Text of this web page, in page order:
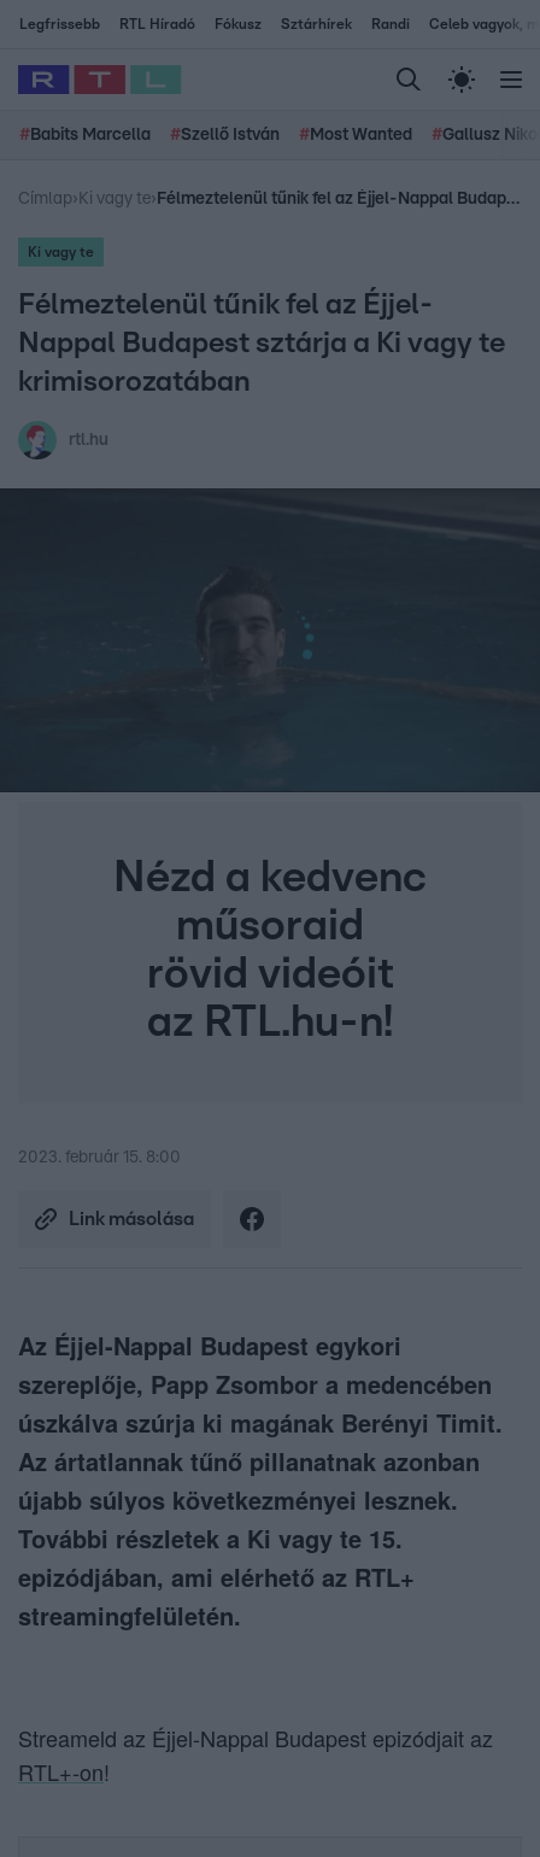
Legfrissebb RTL Híradó Fókusz Sztárhírek Randi Celeb vagyok,
# Babits Marcella #Szellő István # Most Wanted #Gallusz
Címlap› Ki vagy te› Félmeztelenül tűnik fel az Éjjel-Nappal Budapest sztárja a Ki vagy te krimisorozatában
Ki vagy te
Félmeztelenül tűnik fel az Éjjel-
Nappal Budapest sztárja a Ki vagy te
krimisorozatában
rtl.hu
Nézd a kedvenc
műsoraid
rövid videóit
az RTL.hu-n!
2023. február 15. 8:00
Link másolása
Az Éjjel-Nappal Budapest egykori
szereplője, Papp Zsombor a medencében
úszkálva szúrja ki magának Berényi Timit.
Az ártatlannak tűnő pillanatnak azonban
újabb súlyos következményei lesznek.
További részletek a Ki vagy te 15.
epizódjában, ami elérhető az RTL+
streamingfelületén.
Streameld az Éjjel-Nappal Budapest epizódjait az
RTL+-on!